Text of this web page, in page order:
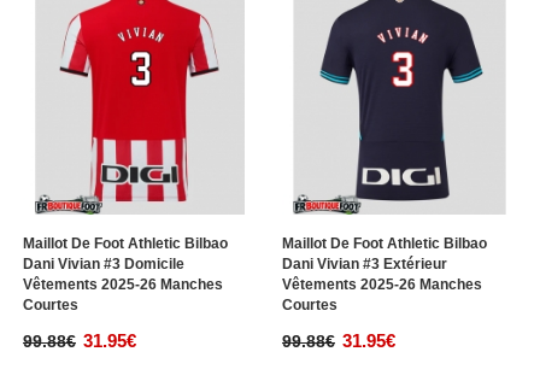
Maillot De Foot Athletic Bilbao
Dani Vivian #3 Domicile
Vêtements 2025-26 Manches
Courtes
99.88€ 31.95€
Maillot De Foot Athletic Bilbao
Dani Vivian #3 Extérieur
Vêtements 2025-26 Manches
Courtes
99.88€ 31.95€